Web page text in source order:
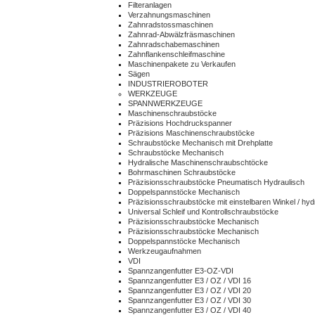
Filteranlagen
Verzahnungsmaschinen
Zahnradstossmaschinen
Zahnrad-Abwälzfräsmaschinen
Zahnradschabemaschinen
Zahnflankenschleifmaschine
Maschinenpakete zu Verkaufen
Sägen
INDUSTRIEROBOTER
WERKZEUGE
SPANNWERKZEUGE
Maschinenschraubstöcke
Präzisions Hochdruckspanner
Präzisions Maschinenschraubstöcke
Schraubstöcke Mechanisch mit Drehplatte
Schraubstöcke Mechanisch
Hydralische Maschinenschraubschtöcke
Bohrmaschinen Schraubstöcke
Präzisionsschraubstöcke Pneumatisch Hydraulisch
Doppelspannstöcke Mechanisch
Präzisionsschraubstöcke mit einstelbaren Winkel /
Universal Schleif und Kontrollschraubstöcke
Präzisionsschraubstöcke Mechanisch
Präzisionsschraubstöcke Mechanisch
Doppelspannstöcke Mechanisch
Werkzeugaufnahmen
VDI
Spannzangenfutter E3-OZ-VDI
Spannzangenfutter E3 / OZ / VDI 16
Spannzangenfutter E3 / OZ / VDI 20
Spannzangenfutter E3 / OZ / VDI 30
Spannzangenfutter E3 / OZ / VDI 40